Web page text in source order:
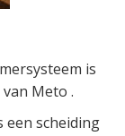
is
Meto .
een scheiding